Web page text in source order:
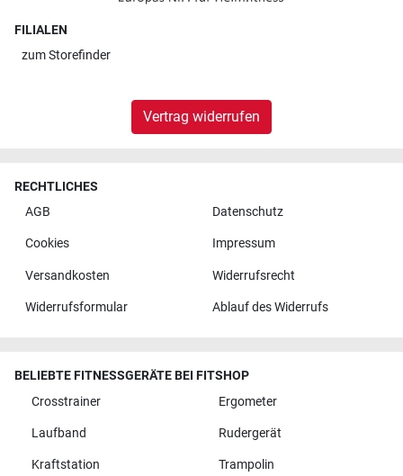
FILIALEN
zumStorefinder
Vertrag widerrufen
RECHTLICHES
AGB
Datenschutz
Cookies Impressum
Versandkosten Widerrufsrecht
Widerrufsformular Ablauf des Widerrufs
BELIEBTE FITNESSGERÄTE BEI FITSHOP
Crosstrainer
Ergometer
Laufband Rudergerät
Kraftstation Trampolin